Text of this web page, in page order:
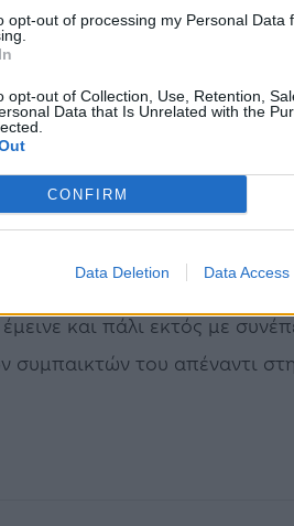
opt-out of processing my Personal Data
opt-out of Collection, Use, Retention,
Data that Is Unrelated with the
CONFIRM
Data Deletion Data Access
to10.gr, κανονικά έδωσαν
έδειξαν να πατούν
κατά τη διάρκεια της
στο δεύτερο μέρος.
αισθανθεί μια
εκτός για παν
έμεινε και πάλι εκτός με
συμπαικτών του απέναντι